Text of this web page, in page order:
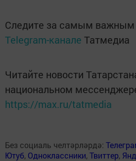
Следите за самым важным
Telegram-канале Татмедиа
Читайте новости
национальном
https://max.ru/tatmedia
Без социаль челтәрләрдә:
Ютуб, Одноклассники,Твиттер,